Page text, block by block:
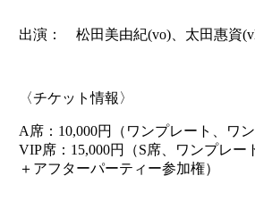
出演： 松田美由紀(vo)、太田惠資
〈チケット情報〉
A席：10,000円（ワンプレート、ワ
VIP席：15,000円（S席、ワンプレー
＋アフターパーティー参加権）